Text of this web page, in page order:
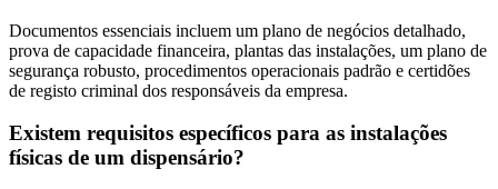
Documentos essenciais incluem um plano de negócios detalhado,
prova de capacidade financeira, plantas das instalações, um plano de
segurança robusto, procedimentos operacionais padrão e certidões
de registo criminal dos responsáveis da empresa.
Existem requisitos específicos para as instalações
físicas de um dispensário?